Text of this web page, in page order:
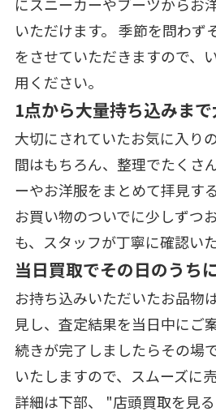
いただけます。 季節を問わず
をさせていただきますので、
用ください。
1点から大量持ち込みま
大切にされていたお気に入り
間はもちろん、整理でたくさ
ーやお洋服をまとめて拝見す
お買い物のついでに少しずつ
も、スタッフが丁寧に確認いた
当日買取でその日のうち
お持ち込みいただいたお品物
見し、査定結果を当日中にご
続きが完了しましたらその場
いたしますので、スムーズに
詳細は下部、 "店頭買取を見